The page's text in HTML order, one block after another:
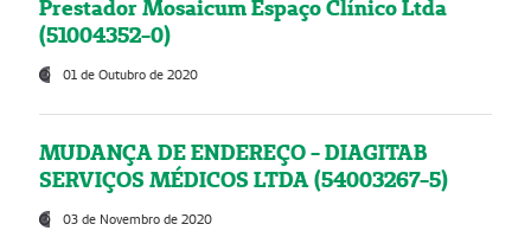
Prestador Mosaicum Espaço Clínico Ltda
(51004352-0)
01 de Outubro de 2020
MUDANÇA DE ENDEREÇO - DIAGITAB
SERVIÇOS MÉDICOS LTDA (54003267-5)
03 de Novembro de 2020